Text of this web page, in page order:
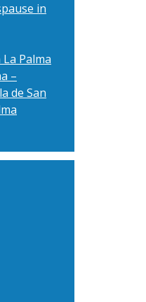
in
Palma
–
de San